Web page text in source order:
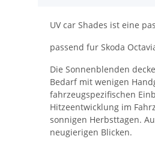
UV car Shades ist eine
passend fur Skoda
Die Sonnenblenden
Bedarf mit wenigen
fahrzeugspezifischen
Hitzeentwicklung im
sonnigen Herbsttagen.
neugierigen Blicken.